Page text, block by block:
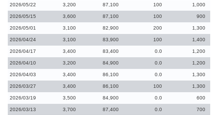
2026/05/22 3,200 87,100 100 1,000
2026/05/15 3,600 87,100 100 900
2026/05/01 3,100 82,900 200 1,300
2026/04/24 3,100 83,900 100 1,400
2026/04/17 3,400 83,400 0.0 1,200
2026/04/10 3,200 84,900 0.0 1,200
2026/04/03 3,400 86,100 0.0 1,300
2026/03/27 3,400 86,100 100 1,300
2026/03/19 3,500 84,900 0.0 600
2026/03/13 3,700 87,400 0.0 700